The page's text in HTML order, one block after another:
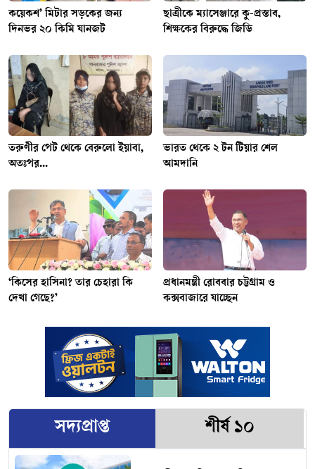
কয়েকশ’ মিটার সড়কের জন্য
দিনভর ২০ কিমি যানজট
ছাত্রীকে ম্যাসেঞ্জারে কু-প্রস্তাব,
শিক্ষকের বিরুদ্ধে জিডি
তরুণীর পেট থেকে বেরুলো ইয়াবা,
অতঃপর...
ভারত থেকে ২ টন টিয়ার শেল
আমদানি
‘কিসের হাসিনা? তার চেহারা কি
দেখা গেছে?’
প্রধানমন্ত্রী রোববার চট্টগ্রাম ও
কক্সবাজারে যাচ্ছেন
সদ্যপ্রাপ্ত শীর্ষ ১০